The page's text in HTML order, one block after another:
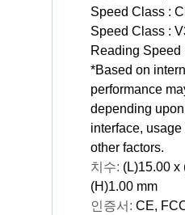
Speed Class :
Speed Class :
Reading Speed
*Based on
performance
depending
interface,
other factors.
치수: (L)15.00 x
(H)1.00 mm
인증서: CE,